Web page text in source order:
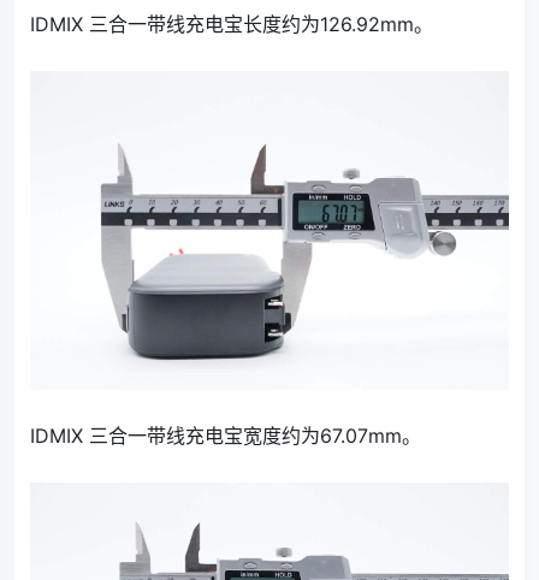
IDMIX 三合一带线充电宝长度约为126.92mm。
IDMIX 三合一带线充电宝宽度约为67.07mm。